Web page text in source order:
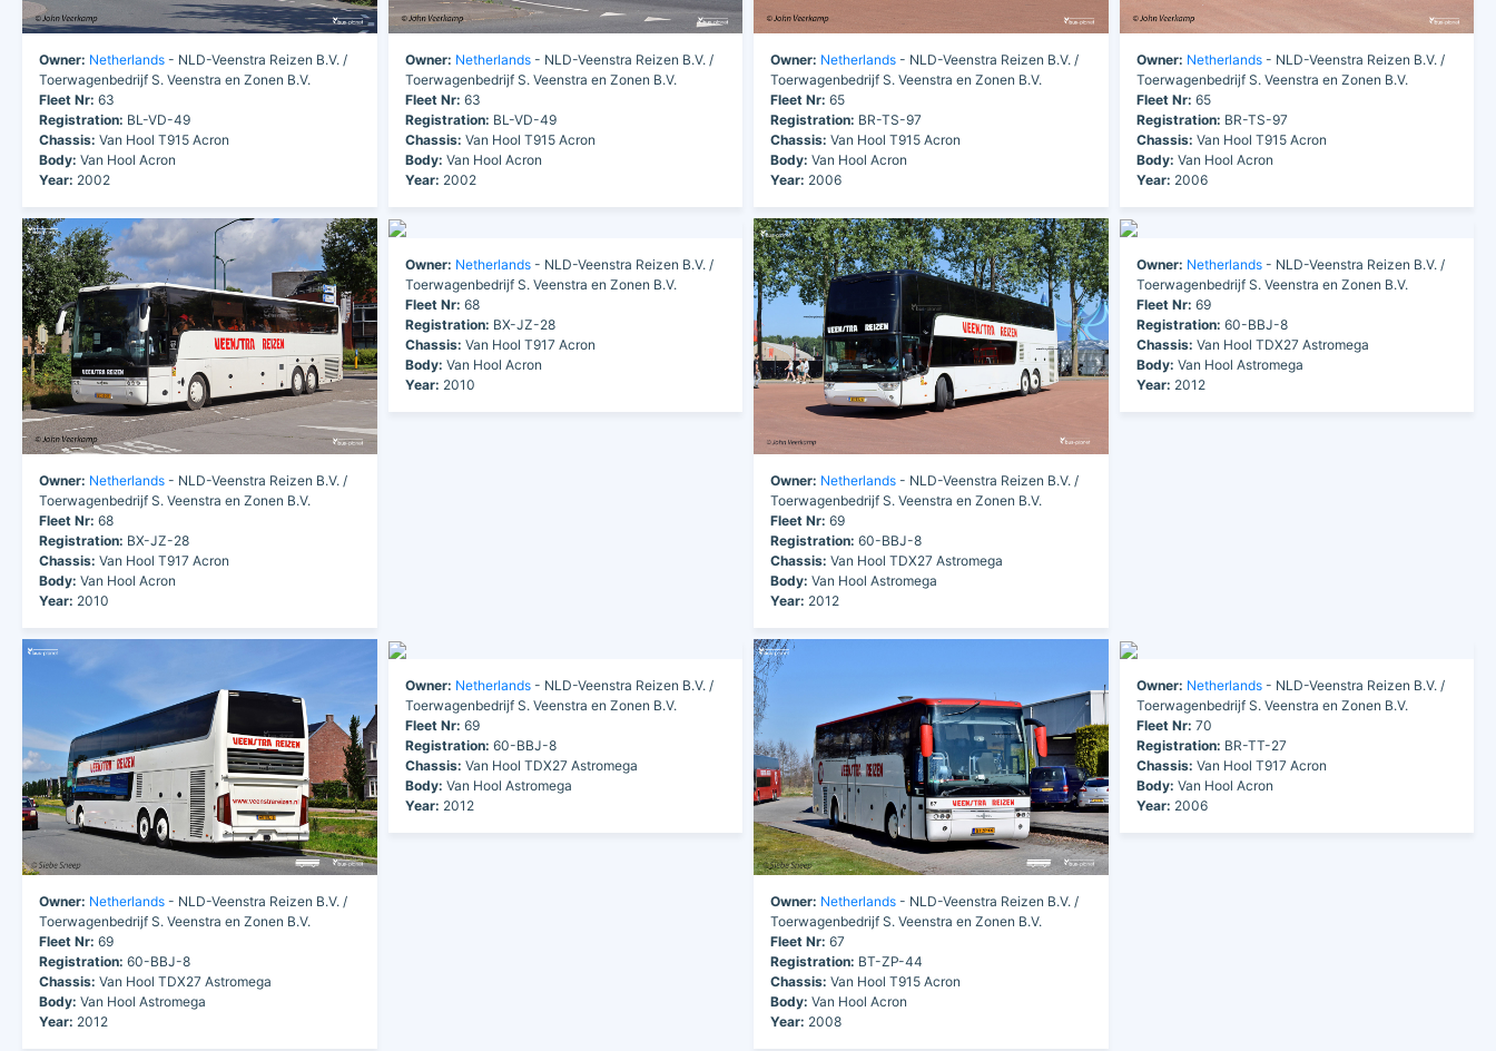
Owner: Netherlands - NLD-Veenstra Reizen B.V. /
Toerwagenbedrijf S. Veenstra en Zonen B.V.
Fleet Nr: 63
Registration: BL-VD-49
Chassis: Van Hool T915 Acron
Body: Van Hool Acron
Year: 2002
Owner: Netherlands- NLD-Veenstra Reizen B.V. /
Toerwagenbedrijf S. Veenstra en Zonen B.V.
Fleet Nr: 63
Registration: BL-VD-49
Chassis: Van Hool T915 Acron
Body: Van Hool Acron
Year: 2002
Owner: Netherlands - NLD-Veenstra Reizen B.V. /
Toerwagenbedrijf S. Veenstra en Zonen B.V.
Fleet Nr: 65
Registration: BR-TS-97
Chassis: Van Hool T915 Acron
Body: Van Hool Acron
Year: 2006
Owner: Netherlands- NLD-Veenstra Reizen B.V. /
Toerwagenbedrijf S. Veenstra en Zonen B.V.
Fleet Nr: 65
Registration: BR-TS-97
Chassis: Van Hool T915 Acron
Body: Van Hool Acron
Year: 2006
Owner: Netherlands - NLD-Veenstra Reizen B.V. /
Toerwagenbedrijf S. Veenstra en Zonen B.V.
Fleet Nr: 68
Registration: BX-JZ-28
Chassis: Van Hool T917 Acron
Body: Van Hool Acron
Year: 2010
Owner: Netherlands- NLD-Veenstra Reizen B.V. /
Toerwagenbedrijf S. Veenstra en Zonen B.V.
Fleet Nr: 68
Registration: BX-JZ-28
Chassis: Van Hool T917 Acron
Body: Van Hool Acron
Year: 2010
Owner: Netherlands - NLD-Veenstra Reizen B.V. /
Toerwagenbedrijf S. Veenstra en Zonen B.V.
Fleet Nr: 69
Registration: 60-BBJ-8
Chassis: Van Hool TDX27 Astromega
Body: Van Hool Astromega
Year: 2012
Owner: Netherlands- NLD-Veenstra Reizen B.V. /
Toerwagenbedrijf S. Veenstra en Zonen B.V.
Fleet Nr: 69
Registration: 60-BBJ-8
Chassis: Van Hool TDX27 Astromega
Body: Van Hool Astromega
Year: 2012
Owner: Netherlands - NLD-Veenstra Reizen B.V. /
Toerwagenbedrijf S. Veenstra en Zonen B.V.
Fleet Nr: 69
Registration: 60-BBJ-8
Chassis: Van Hool TDX27 Astromega
Body: Van Hool Astromega
Year: 2012
Owner: Netherlands- NLD-Veenstra Reizen B.V. /
Toerwagenbedrijf S. Veenstra en Zonen B.V.
Fleet Nr: 69
Registration: 60-BBJ-8
Chassis: Van Hool TDX27 Astromega
Body: Van Hool Astromega
Year: 2012
Owner: Netherlands - NLD-Veenstra Reizen B.V. /
Toerwagenbedrijf S. Veenstra en Zonen B.V.
Fleet Nr: 67
Registration: BT-ZP-44
Chassis: Van Hool T915 Acron
Body: Van Hool Acron
Year: 2008
Owner: Netherlands- NLD-Veenstra Reizen B.V. /
Toerwagenbedrijf S. Veenstra en Zonen B.V.
Fleet Nr: 70
Registration: BR-TT-27
Chassis: Van Hool T917 Acron
Body: Van Hool Acron
Year: 2006